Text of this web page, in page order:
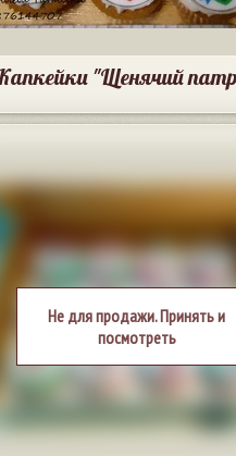
"Щенячий
Не для продажи. Принять и
посмотреть